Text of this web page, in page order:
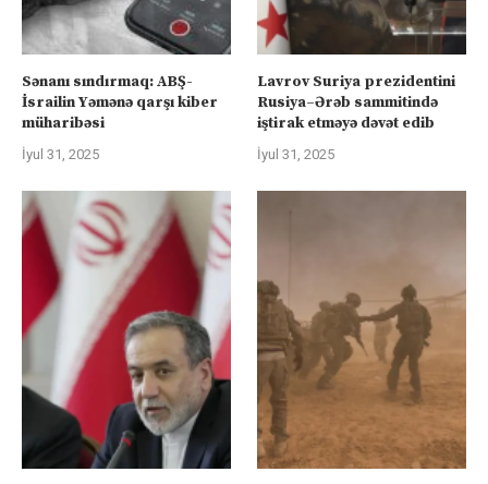
Sənanı sındırmaq: ABŞ-
İsrailin Yəmənə qarşı kiber
müharibəsi
İyul 31, 2025
Lavrov Suriya prezidentini
Rusiya–Ərəb sammitində
iştirak etməyə dəvət edib
İyul 31, 2025